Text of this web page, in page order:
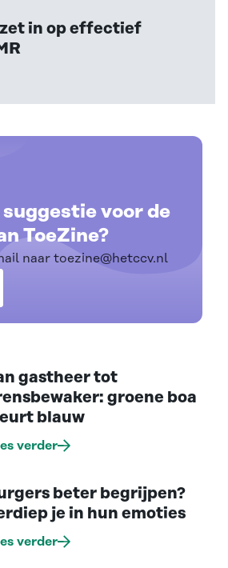
zet in op effectief
suggestie voor de
ToeZine?
naar toezine@hetccv.nl
gastheer tot
groene boa
blauw
verder
beter begrijpen?
je in hun emoties
verder